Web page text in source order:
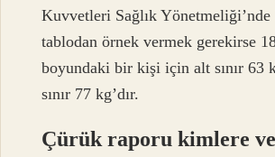
Kuvvetleri Sağlık
tablodan örnek vermek gerekirse
boyundaki bir kişi için alt sınır 63
sınır 77 kg’dır.
Çürük raporu kimlere